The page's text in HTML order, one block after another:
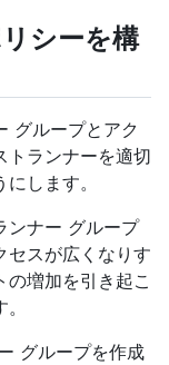
シーを構
グループとアク
ランナーを適切
します。
ンナー グループ
セスが広くなりす
の増加を引き起こ
グループを作成